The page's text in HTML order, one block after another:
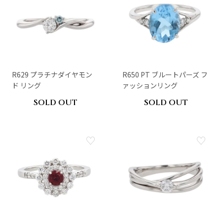
R629 プラチナダイヤモン
ド リング
SOLD OUT
R650 PT ブルートパーズ フ
ァッションリング
SOLD OUT